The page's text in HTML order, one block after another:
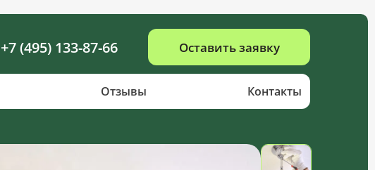
+7 (495) 133-87-66 Оставить заявку
Отзывы Контакты